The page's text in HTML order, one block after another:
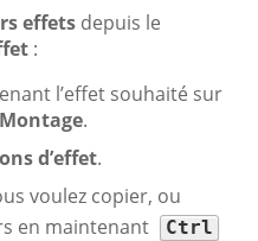
effets depuis le
:
l’effet souhaité sur
Montage.
d’effet.
voulez copier, ou
en maintenant
Ctrl